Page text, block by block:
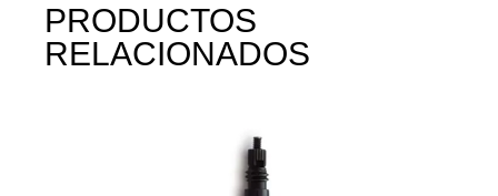
PRODUCTOS
RELACIONADOS